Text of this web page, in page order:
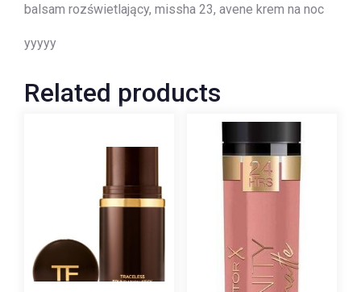
balsam rozświetlający, missha 23, avene krem na noc
yyyyy
Related products